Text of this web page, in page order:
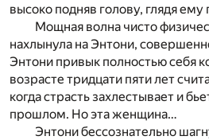
высоко подняв голову, глядя
Мощная волна чисто
нахлынула на Энтони,
Энтони привык полностью себя
возрасте тридцати пяти лет
когда страсть захлестывает и
прошлом. Но эта женщина…
Энтони бессознательно